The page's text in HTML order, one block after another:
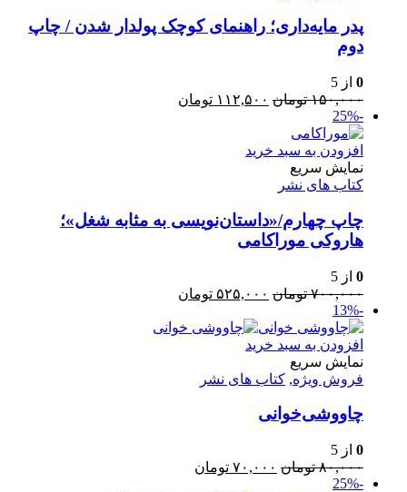
پدر مایه‌داری؛ راهنمای کوچک پولدار شدن / چاپ
دوم
0 از 5
۱۵۰,۰۰۰ تومان قیمت
بود.
۱۱۲,۵۰۰ تومان
-25%
افزودن به سبد خرید
نمایش سریع
کتاب های نشر
چاپ چهارم/«داستان‌نویسی به مثابه شغل»؛
هاروکی موراکامی
0 از 5
۷۰۰,۰۰۰ تومان قیمت
۷۰۰,۰۰۰ تومان
بود.
۵۲۵,۰۰۰ تومان
۵۲۵,۰۰۰ تومان.
-13%
افزودن به سبد خرید
نمایش سریع
فروش ویژه, کتاب های نشر
چاووشی‌خوانی
0 از 5
۸۰,۰۰۰ تومان قیمت
۷۰,۰۰۰ تومان
-25%